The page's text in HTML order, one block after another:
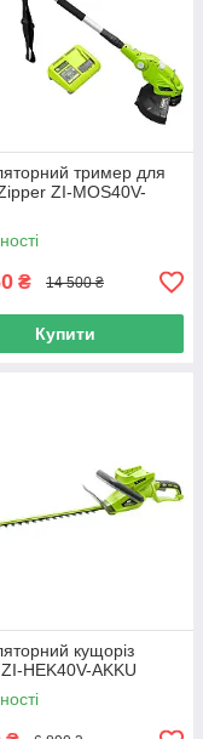
тример для
ZI-MOS40V-
₴ 14 500 ₴
Купити
кущоріз
HEK40V-AKKU